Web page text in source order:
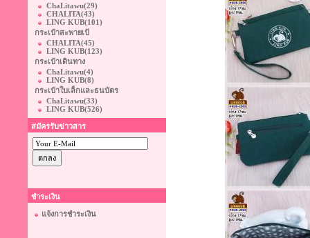
ChaLitawu(29)
CHALITA(43)
LING KUB(101)
กระเป๋าสะพายเป้
CHALITA(45)
LING KUB(123)
กระเป๋าเดินทาง
ChaLitawu(4)
LING KUB(8)
กระเป๋าใบเล็กและธนบัตร
ChaLitawu(33)
LING KUB(526)
สมัครรับข่าวสาร
ชำระเงิน
แจ้งการชำระเงิน